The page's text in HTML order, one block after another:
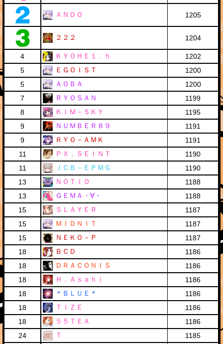
ＡＮＤＯ 1205
２２２ 1204
4 ＫＹＯＨＥ１．ｈ
1202
5
ＥＧＯＩＳＴ
1200
5
ＡＯＢＡ
1200
7
ＲＹＯＳＡＮ
1199
8
ＫＩＭ－ＳＫＹ
1195
9
ＮＵＭＢＥＲ８９
1191
9
ＲＹＯ－ＡＭＫ
1191
11
ＰＸ．ＳＥＩＮＴ
1190
11
ＪＣＢ－ＥＰＭＧ
1190
13
ＮＯＴＩＯ
1188
13
ＧＥＭＡ・∀・
1188
15
ＳＬＡＹＥＲ
1187
15
ＭＩＤＮＩＴ
1187
15
ＮＥＫＯ－Ｐ
1187
18
ＢＣＤ
1186
18
ＤＲＡＣＯＮＩＳ
1186
18
Ｈ．Ａｓａｈｉ
1186
18
＊ＢＬＵＥ＊
1186
18
ＴＩＺＥ
1186
18
５５ＴＥＡ
1186
24
Ｔ
1185